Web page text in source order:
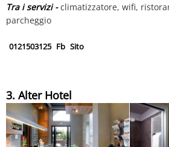
Tra i servizi -climatizzatore, wifi,
parcheggio
0121503125 Fb Sito
3. Alter Hotel